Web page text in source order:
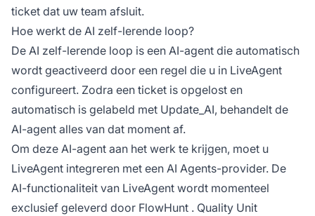
ticket dat uw team afsluit.
Hoe werkt de AI zelf-lerende loop?
De AI zelf-lerende loop is een AI-agent die automatisch
wordt geactiveerd door een regel die u in LiveAgent
configureert. Zodra een ticket is opgelost en
automatisch is gelabeld met Update_AI, behandelt de
AI-agent alles van dat moment af.
Om deze AI-agent aan het werk te krijgen, moet u
LiveAgent integreren met een AI Agents-provider. De
AI-functionaliteit van LiveAgent wordt momenteel
exclusief geleverd door FlowHunt . Quality Unit